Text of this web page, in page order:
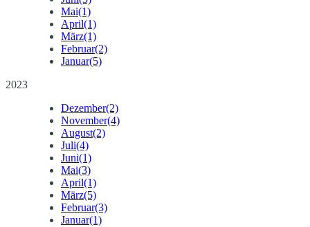
Mai(1)
April(1)
März(1)
Februar(2)
Januar(5)
2023
Dezember(2)
November(4)
August(2)
Juli(4)
Juni(1)
Mai(3)
April(1)
März(5)
Februar(3)
Januar(1)